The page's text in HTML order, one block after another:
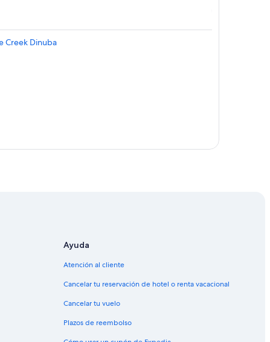
Creek Dinuba
Ayuda
Atención al cliente
Cancelar tu reservación de hotel o renta vacacional
Cancelar tu vuelo
Plazos de reembolso